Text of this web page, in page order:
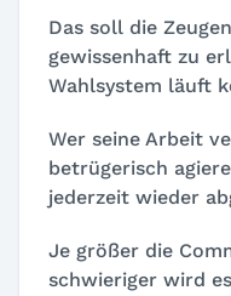
Das soll die
gewissenhaft zu
Wahlsystem läuft
Wer seine Arbeit
betrügerisch
jederzeit wieder
Je größer die
schwieriger wird